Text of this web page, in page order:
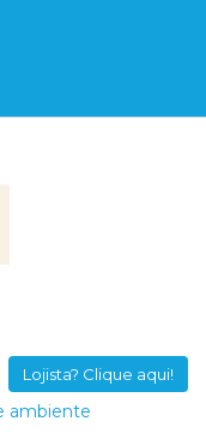
Lojista? Clique aqui!
ambiente